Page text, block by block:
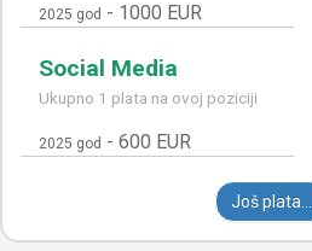
2025 god - 1000 EUR
Social Media
Ukupno 1 plata na ovoj poziciji
2025 god - 600 EUR
Još plata...